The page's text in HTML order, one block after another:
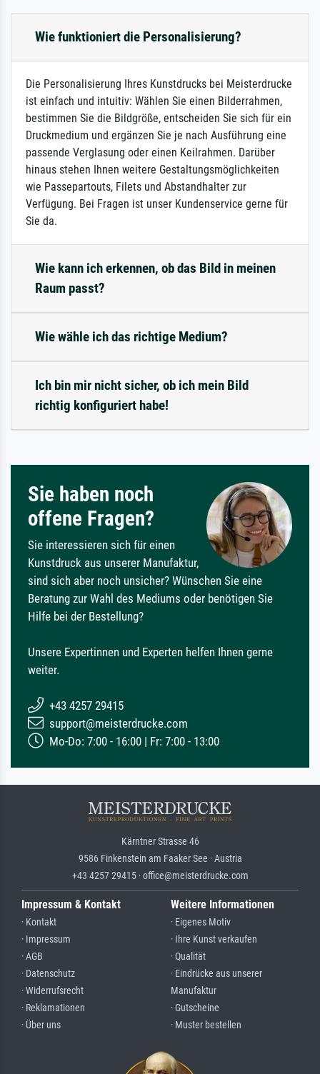
Wie funktioniert die Personalisierung?
Die Personalisierung Ihres Kunstdrucks bei Meisterdrucke
ist einfach und intuitiv: Wählen Sie einen Bilderrahmen,
bestimmen Sie die Bildgröße, entscheiden Sie sich für ein
Druckmedium und ergänzen Sie je nach Ausführung eine
passende Verglasung oder einen Keilrahmen. Darüber
hinaus stehen Ihnen weitere Gestaltungsmöglichkeiten
wie Passepartouts, Filets und Abstandhalter zur
Verfügung. Bei Fragen ist unser Kundenservice gerne für
Sie da.
Wie kann ich erkennen, ob das Bild in meinen
Raum passt?
Wie wähle ich das richtige Medium?
Ich bin mir nicht sicher, ob ich mein Bild
richtig konfiguriert habe!
Sie haben noch
offene Fragen?
Sie interessieren sich für einen
Kunstdruck aus unserer Manufaktur,
sind sich aber noch unsicher? Wünschen Sie eine
Beratung zur Wahl des Mediums oder benötigen Sie
Hilfe bei der Bestellung?
Unsere Expertinnen und Experten helfen Ihnen gerne
weiter.
+43 4257 29415
support@meisterdrucke.com
Mo-Do: 7:00 - 16:00 | Fr: 7:00 - 13:00
Kärntner Strasse 46
9586 Finkenstein am Faaker See · Austria
+43 4257 29415 · office@meisterdrucke.com
Impressum & Kontakt
· Kontakt
· Impressum
· AGB
· Datenschutz
· Widerrufsrecht
· Reklamationen
· Über uns
Weitere Informationen
· Eigenes Motiv
· Ihre Kunst verkaufen
· Qualität
· Eindrücke aus unserer
Manufaktur
· Gutscheine
· Muster bestellen